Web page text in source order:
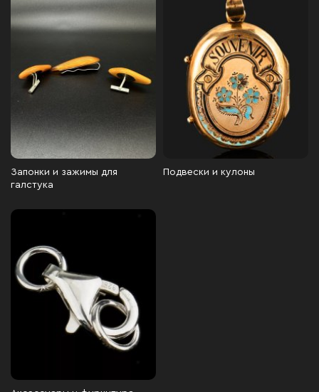
Запонки и зажимы для
галстука
Подвески и кулоны